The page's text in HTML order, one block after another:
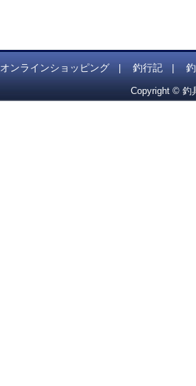
オンラインショッピング| 釣行記
Copyright © 釣